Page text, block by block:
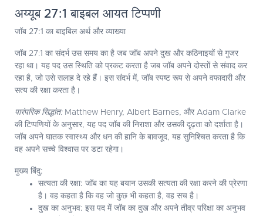
अय्यूब 27:1 बाइबल आयत टिप्पणी
जॉब 27:1 का बाइबिल अर्थ और व्याख्या
जॉब 27:1 का संदर्भ उस समय का है जब जॉब अपने दुख और कठिनाइयों से गुजर
रहा था। यह पद उस स्थिति को प्रकट करता है जब जॉब अपने दोस्तों से संवाद कर
रहा है, जो उसे सलाह दे रहे हैं। इस संदर्भ में, जॉब स्पष्ट रूप से अपने वफादारी और
सत्य की रक्षा करता है।
पारंपरिक सिद्धांत:Matthew Henry, Albert Barnes, और Adam Clarke
की टिप्पणियों के अनुसार, यह पद जॉब की निराशा और उसकी दृढ़ता को दर्शाता है।
जॉब अपने घातक स्वास्थ्य और धन की हानि के बावजूद, यह सुनिश्चित करता है कि
वह अपने सच्चे विश्वास पर डटा रहेगा।
मुख्य बिंदु:
सत्यता की रक्षा: जॉब का यह बयान उसकी सत्यता की रक्षा करने की प्रेरणा
है। वह कहता है कि वह जो कुछ भी कहता है, वह सच है।
दुख का अनुभव: इस पद में जॉब का दुख और अपने तीव्र परिक्षा का अनुभव